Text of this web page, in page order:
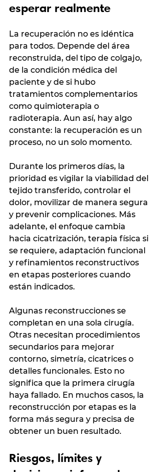
esperar realmente
La recuperación no es idéntica
para todos. Depende del área
reconstruida, del tipo de colgajo,
de la condición médica del
paciente y de si hubo
tratamientos complementarios
como quimioterapia o
radioterapia. Aun así, hay algo
constante: la recuperación es un
proceso, no un solo momento.
Durante los primeros días, la
prioridad es vigilar la viabilidad del
tejido transferido, controlar el
dolor, movilizar de manera segura
y prevenir complicaciones. Más
adelante, el enfoque cambia
hacia cicatrización, terapia física si
se requiere, adaptación funcional
y refinamientos reconstructivos
en etapas posteriores cuando
están indicados.
Algunas reconstrucciones se
completan en una sola cirugía.
Otras necesitan procedimientos
secundarios para mejorar
contorno, simetría, cicatrices o
detalles funcionales. Esto no
significa que la primera cirugía
haya fallado. En muchos casos, la
reconstrucción por etapas es la
forma más segura y precisa de
obtener un buen resultado.
Riesgos, límites y